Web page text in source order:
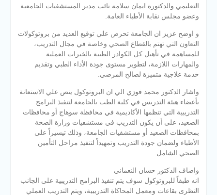
التعليمي والدكتورة ايمان سلامة نائب مدير المستشفيات الجامعية
وعضو مجلس نقابة الأطباء العامة.
و اوضح عزيز ان الجامعة تحرص علي توقيع العديد من بروتوكولات
التعاون التي تهتم بالقطاع الصحي وخاصة في مجال التدريب،
للمساهمة في تأهيل كل الكوادر الطبية بالخبرات العملية
والمهارات اللازمة، لتطوير مستوى جودة الأداء الطبي وتقديم
خدمة علاجية متميزة لصالح المرضي.
واشار الدكتور محمد فوزي الي ان البروتوكول ينص علي الاستعانة
بأعضاء هيئة التدريس في كلية الطب بالجامعة لتنفيذ البرامج
التدريبية التي تنظمها الأكاديمية في محافظة سوهاج أو محافظات
الصعيد، على أن يكون التدريب في مستشفيات وزارة الصحة
بمحافظات الصعيد أو مستشفيات الجامعة، وذلك تيسيراً على
الأطباء ولضمان جودة التدريب وتمهيداً لتنفيذ مراحل التأمين
الصحي الشامل.
واضاف الدكتور حسان النعماني
انه طبقاً للبروتوكول سوف يتم تنفيذ البرامج التدريبية على الجانب
النظرى بقاعات ومعمل المحاكاة التدريبية، ويتم التدريب العملي